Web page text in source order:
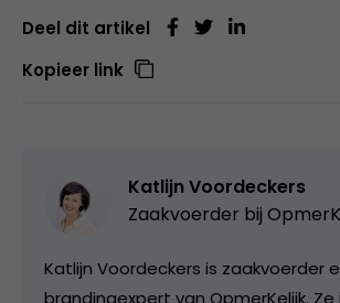
Deel dit artikel
Kopieer link
Katlijn Voordeckers
Zaakvoerder bij
Katlijn Voordeckers is zaakvoerder
brandingexpert van OpmerKelijk. Ze